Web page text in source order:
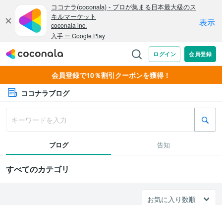
会員登録で10％割引クーポンを獲得！
ココナラブログ
ブログ 告知
すべてのカテゴリ